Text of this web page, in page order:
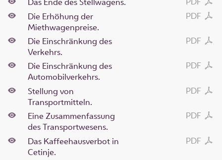
PDF
Die Erhöhung der
Miethwagenpreise.
PDF
Die Einschränkung des
Verkehrs.
PDF
Die Einschränkung des
Automobilverkehrs.
PDF
Stellung von
Transportmitteln.
PDF
Eine Zusammenfassung
des Transportwesens.
PDF
Das Kaffeehausverbot in
Cetinje.